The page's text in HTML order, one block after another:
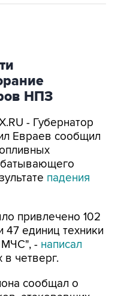
НПЗ
- Губернатор
Евраев сообщил
падения
привлечено 102
47 единиц техники
МЧС", - написал
четверг.
сообщал о